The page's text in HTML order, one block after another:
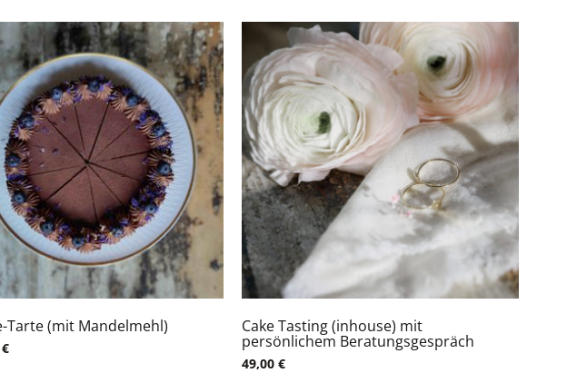
Tarte (mit Mandelmehl)
€
Cake Tasting (inhouse) mit
persönlichem Beratungsgespräch
49,00 €